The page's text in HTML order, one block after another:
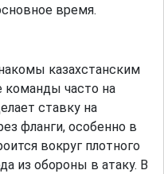
время.
казахстанским
команды часто на
ставку на
фланги, особенно в
вокруг плотного
из обороны в атаку. В